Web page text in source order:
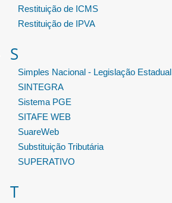
Restituição de ICMS
Restituição de IPVA
S
Simples Nacional - Legislação Estadual
SINTEGRA
Sistema PGE
SITAFE WEB
SuareWeb
Substituição Tributária
SUPERATIVO
T